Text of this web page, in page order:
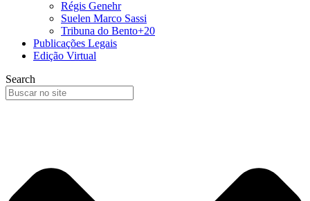
Régis Genehr
Suelen Marco Sassi
Tribuna do Bento+20
Publicações Legais
Edição Virtual
Search